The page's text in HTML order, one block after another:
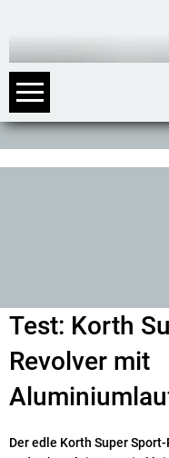
Test: Korth
Revolver mit
Der edle Korth Super